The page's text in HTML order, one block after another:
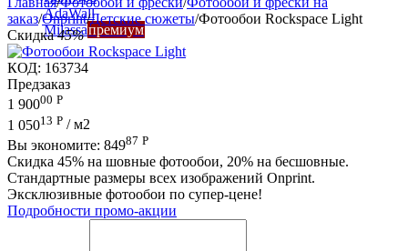
AdaWall
Milassaпремиум
заказ/Onprint/Детские сюжеты/Фотообои Rockspace Light
Скидка45%
КОД: 163734
Предзаказ
1 90000 Р
1 05013 Р / м2
Вы экономите: 84987 Р
Скидка 45% на шовные фотообои, 20% на бесшовные.
Стандартные размеры всех изображений Onprint.
Эксклюзивные фотообои по супер-цене!
Подробности промо-акции